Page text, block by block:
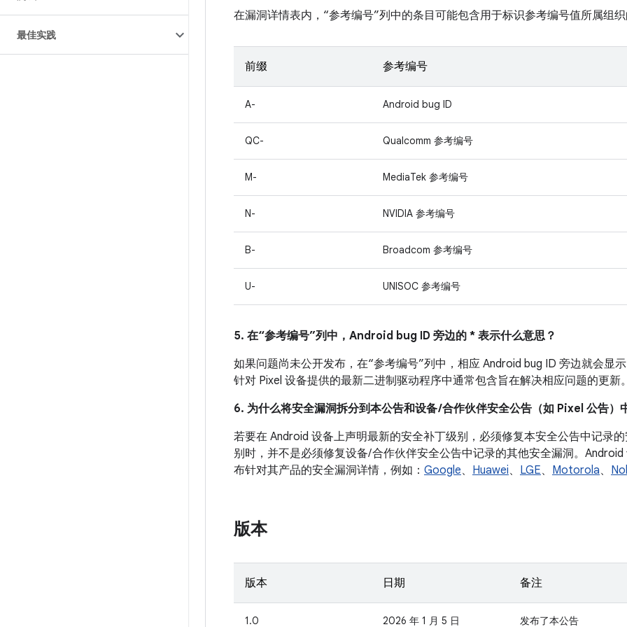
最佳实践
在漏洞详情表内，“参考编号”列中的条目可能包含用于标识参考编号值所属组
前缀 参考编号
A- Android bug ID
QC- Qualcomm 参考编号
M- MediaTek 参考编号
N- NVIDIA 参考编号
B- Broadcom 参考编号
U- UNISOC 参考编号
5. 在“参考编号”列中，Android bug ID 旁边的 * 表示什么意思？
如果问题尚未公开发布，在“参考编号”列中，相应 Android bug ID 旁边就会显
针对 Pixel 设备提供的最新二进制驱动程序中通常包含旨在解决相应问题的更新
6. 为什么将安全漏洞拆分到本公告和设备 /合作伙伴安全公告（如 Pixel 公告）
若要在 Android 设备上声明最新的安全补丁级别，必须修复本安全公告中记录
别时，并不是必须修复设备/ 合作伙伴安全公告中记录的其他安全漏洞。
布针对其产品的安全漏洞详情，例如： Google、 Huawei、 LGE、 Motorola、
版本
版本 日期 备注
1.0 2026 年 1 月 5 日 发布了本公告